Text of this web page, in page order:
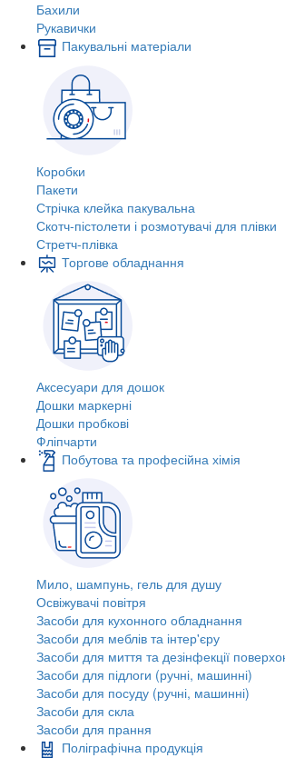
Бахили
Рукавички
Пакувальні матеріали
Коробки
Пакети
Стрічка клейка пакувальна
Скотч-пістолети і розмотувачі для плівки
Стретч-плівка
Торгове обладнання
Аксесуари для дошок
Дошки маркерні
Дошки пробкові
Фліпчарти
Побутова та професійна хімія
Мило, шампунь, гель для душу
Освіжувачі повітря
Засоби для кухонного обладнання
Засоби для меблів та інтер'єру
Засоби для миття та дезінфекції
Засоби для підлоги (ручні, машинні)
Засоби для посуду (ручні, машинні)
Засоби для скла
Засоби для прання
Поліграфічна продукція